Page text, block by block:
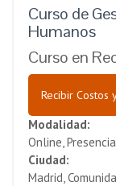
Curso de
Humanos
Curso en
Recibir Costos
Modalidad:
Online,
Ciudad:
Madrid,